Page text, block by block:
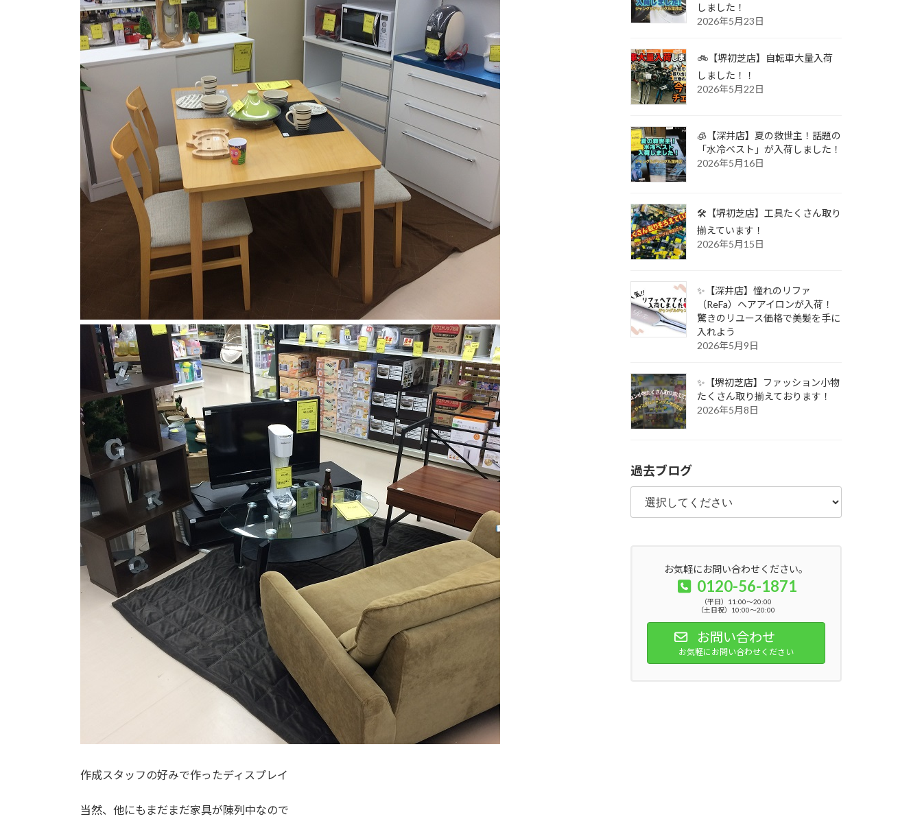
作成スタッフの好みで作ったディスプレイ
当然、他にもまだまだ家具が陳列中なので
しました！
2026年5月23日
🚲【堺初芝店】自転車大量入荷
しました！！
2026年5月22日
🧊【深井店】夏の救世主！話題の
「水冷ベスト」が入荷しました！
2026年5月16日
🛠️【堺初芝店】工具たくさん取り
揃えています！
2026年5月15日
✨【深井店】憧れのリファ
（ReFa）ヘアアイロンが入荷！
驚きのリユース価格で美髪を手に
入れよう
2026年5月9日
✨【堺初芝店】ファッション小物
たくさん取り揃えております！
2026年5月8日
過去ブログ
お気軽にお問い合わせください。
0120-56-1871
（平日）11:00～20:00
（土日祝）10:00～20:00
お問い合わせ
お気軽にお問い合わせください